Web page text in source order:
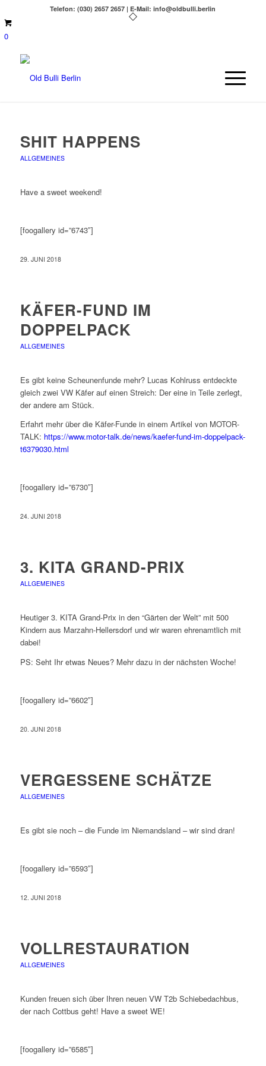
Telefon: (030) 2657 2657 | E-Mail: info@oldbulli.berlin
0
SHIT HAPPENS
ALLGEMEINES
Have a sweet weekend!
[foogallery id=”6743″]
29. JUNI 2018
KÄFER-FUND IM
DOPPELPACK
ALLGEMEINES
Es gibt keine Scheunenfunde mehr? Lucas Kohlruss entdeckte
gleich zwei VW Käfer auf einen Streich: Der eine in Teile zerlegt,
der andere am Stück.
Erfahrt mehr über die Käfer-Funde in einem Artikel von MOTOR-
TALK: https://www.motor-talk.de/news/kaefer-fund-im-doppelpack-
t6379030.html
[foogallery id=”6730″]
24. JUNI 2018
3. KITA GRAND-PRIX
ALLGEMEINES
Heutiger 3. KITA Grand-Prix in den “Gärten der Welt” mit 500
Kindern aus Marzahn-Hellersdorf und wir waren ehrenamtlich mit
dabei!
PS: Seht Ihr etwas Neues? Mehr dazu in der nächsten Woche!
[foogallery id=”6602″]
20. JUNI 2018
VERGESSENE SCHÄTZE
ALLGEMEINES
Es gibt sie noch – die Funde im Niemandsland – wir sind dran!
[foogallery id=”6593″]
12. JUNI 2018
VOLLRESTAURATION
ALLGEMEINES
Kunden freuen sich über Ihren neuen VW T2b Schiebedachbus,
der nach Cottbus geht! Have a sweet WE!
[foogallery id=”6585″]